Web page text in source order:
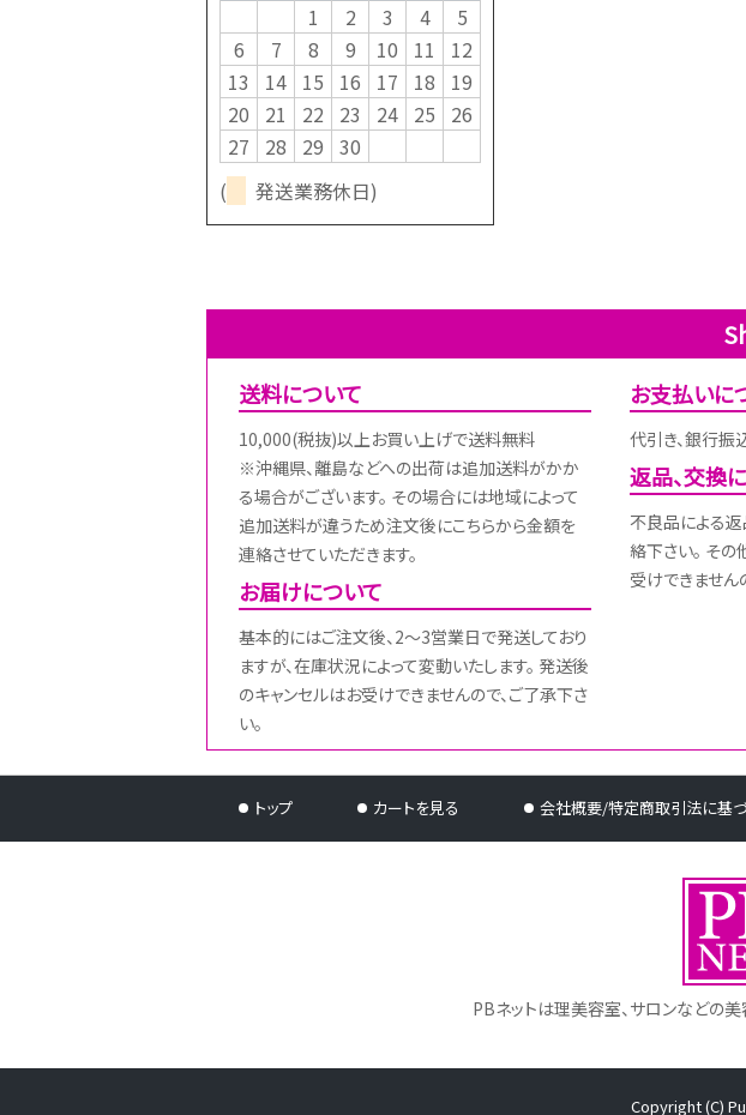
1
2 3 4
5
6
7 8 9 10 11
12
13
14 15 16 17 18
19
20
21 22 23 24 25
26
27
28 29 30
(
発送業務休日)
送料について
10,000(税抜)以上お買い上げで送料無料
※沖縄県、離島などへの出荷は追加送料がかか
る場合がございます。 その場合には地域によって
追加送料が違うため注文後にこちらから金額を
連絡させていただきます。
お届けについて
基本的にはご注文後、2～3営業日で発送しており
ますが、在庫状況によって変動いたします。 発送後
のキャンセルはお受けできませんので、ご了承下さ
い。
お支払いに
代引き、銀行振
返品、交換
不良品による
絡下さい。 そ
受けできません
トップ カートを見る 会社概要/特定商取引法に基
PBネットは理美容室、サロンなどの
Copyright (C)